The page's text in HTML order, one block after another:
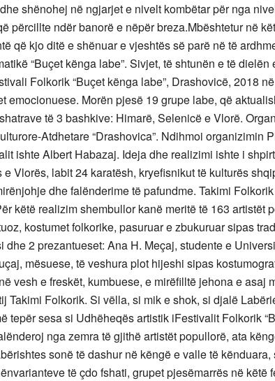
shënohej në ngjarjet e nivelt kombëtar për nga
përcillte ndër banorë e nëpër breza.Mbështetur në
që kjo ditë e shënuar e vjeshtës së parë në të
“Buçet kënga labe”. Sivjet, të shtunën e të dielën
Folkorik “Buçet kënga labe”, Drashovicë, 2018
emocionuese. Morën pjesë 19 grupe labe, që
të 3 bashkive: Himarë, Selenicë e Vlorë.
Atdhetare “Drashovica”. Ndihmoi organizimin
ishte Albert Habazaj. Ideja dhe realizimi ishte i
Vlorës, labit 24 karatësh, kryefisnikut të kulturës
dhe falënderime të pafundme. Takimi
këtë realizim shembullor kanë meritë të 163 artistët
kostumet folkorike, pasuruar e zbukuruar sipas
2 prezantueset: Ana H. Meçaj, studente e
mësuese, të veshura plot hijeshi sipas
vesh e freskët, kumbuese, e mirëfilltë jehona e asaj
Takimi Folkorik. Si vëlla, si mik e shok, si djalë
tepër sesa si Udhëheqës artistik iFestivalit Folkorik
nga zemra të gjithë artistët popullorë, ata
sonë të dashur në këngë e valle të
të çdo fshati, grupet pjesëmarrës në këtë